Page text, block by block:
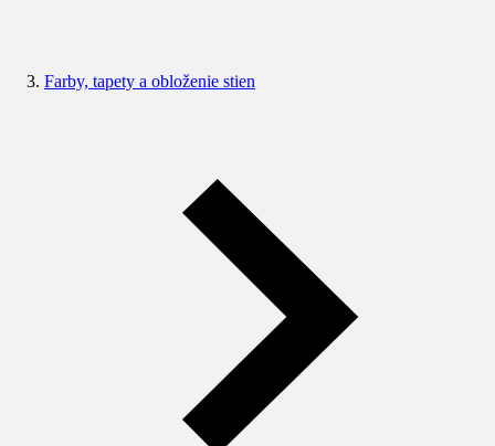
Farby, tapety a obloženie stien